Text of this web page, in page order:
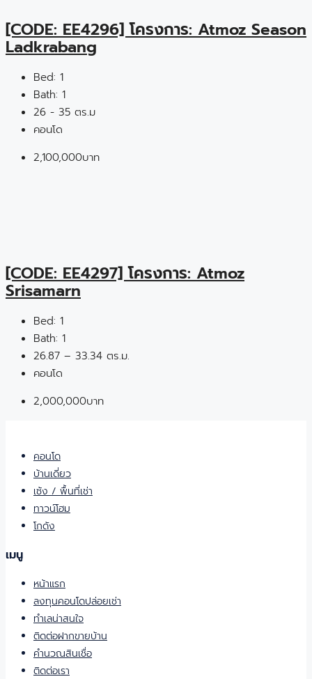
[CODE: EE4296] โครงการ: Atmoz Season
Ladkrabang
Bed: 1
Bath: 1
26 - 35 ตร.ม
คอนโด
2,100,000บาท
[CODE: EE4297] โครงการ: Atmoz
Srisamarn
Bed: 1
Bath: 1
26.87 – 33.34 ตร.ม.
คอนโด
2,000,000บาท
คอนโด
บ้านเดี่ยว
เซ้ง / พื้นที่เช่า
ทาวน์โฮม
โกดัง
เมนู
หน้าแรก
ลงทุนคอนโดปล่อยเช่า
ทำเลน่าสนใจ
ติดต่อฝากขายบ้าน
คำนวณสินเชื่อ
ติดต่อเรา